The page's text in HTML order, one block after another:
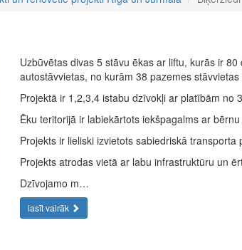
Uzbūvētas divas 5 stāvu ēkas ar liftu, kurās ir
autostāvvietas, no kurām 38 pazemes
Projektā ir 1,2,3,4 istabu dzīvokļi ar platībām no
Ēku teritorijā ir labiekārtots iekšpagalms ar
Projekts ir lieliski izvietots sabiedriskā transporta
Projekts atrodas vietā ar labu infrastruktūru un
Dzīvojamo m…
lasīt vairāk